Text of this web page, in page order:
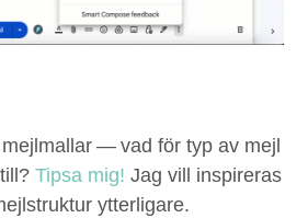
— vad för typ av mejl
till?Tip­sa mig! Jag vill inspir­eras
ytterligare.